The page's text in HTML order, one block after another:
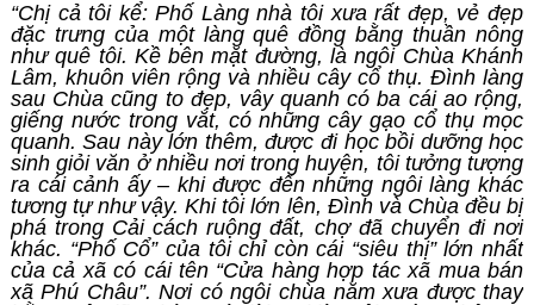
“Chị cả tôi kể: Phố Làng nhà tôi xưa rất đẹp, vẻ đẹp
đặc trưng của một làng quê đồng bằng thuần nông
như quê tôi. Kề bên mặt đường, là ngôi Chùa Khánh
Lâm, khuôn viên rộng và nhiều cây cổ thụ. Đình làng
sau Chùa cũng to đẹp, vây quanh có ba cái ao rộng,
giếng nước trong vắt, có những cây gạo cổ thụ mọc
quanh. Sau này lớn thêm, được đi học bồi dưỡng học
sinh giỏi văn ở nhiều nơi trong huyện, tôi tưởng tượng
ra cái cảnh ấy – khi được đến những ngôi làng khác
tương tự như vậy. Khi tôi lớn lên, Đình và Chùa đều bị
phá trong Cải cách ruộng đất, chợ đã chuyển đi nơi
khác. “Phố Cổ” của tôi chỉ còn cái “siêu thị” lớn nhất
của cả xã có cái tên “Cửa hàng hợp tác xã mua bán
xã Phú Châu”. Nơi có ngôi chùa năm xưa được thay